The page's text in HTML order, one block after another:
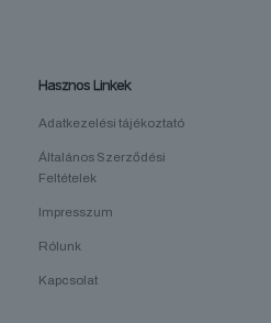
Hasznos Linkek
Adatkezelési tájékoztató
Általános Szerződési
Feltételek
Impresszum
Rólunk
Kapcsolat